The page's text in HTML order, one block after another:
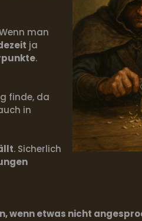
man
ja
.
finde, da
in
. Sicherlich
wenn etwas nicht